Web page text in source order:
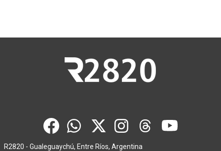
R2820 - Gualeguaychú, Entre Ríos, Argentina